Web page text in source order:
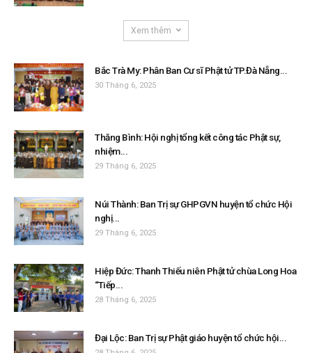
Xem thêm
Bắc Trà My: Phân Ban Cư sĩ Phật tử TP.Đà Nẵng...
30 Tháng 6, 2025
Thăng Bình: Hội nghị tổng kết công tác Phật sự,
nhiệm...
29 Tháng 6, 2025
Núi Thành: Ban Trị sự GHPGVN huyện tổ chức Hội
nghị...
29 Tháng 6, 2025
Hiệp Đức: Thanh Thiếu niên Phật tử chùa Long Hoa
“Tiếp...
28 Tháng 6, 2025
Đại Lộc: Ban Trị sự Phật giáo huyện tổ chức hội...